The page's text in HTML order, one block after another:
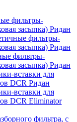
фильтры-
засыпка) Ридан
фильтры-
засыпка) Ридан
фильтры-
засыпка) Ридан
вставки для
DCR Ридан
вставки для
DCR Eliminator
фильтра, с